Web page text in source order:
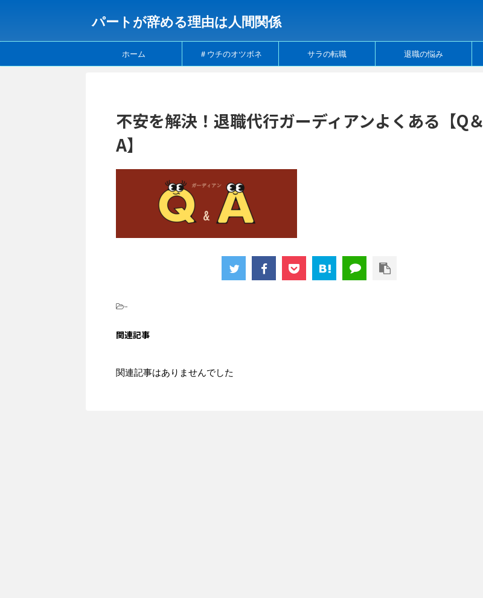
パートが辞める理由は人間関係
ホーム ＃ウチのオツボネ サラの転職 退職の悩み
不安を解決！退職代行ガーディアンよくある【Q＆
A】
-
関連記事
関連記事はありませんでした